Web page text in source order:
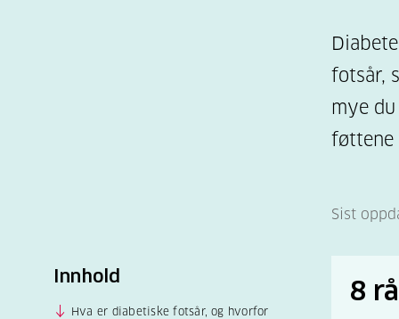
fotsår,
mye
føttene
Sist
Innhold
Hva er diabetiske fotsår, og hvorfor
8